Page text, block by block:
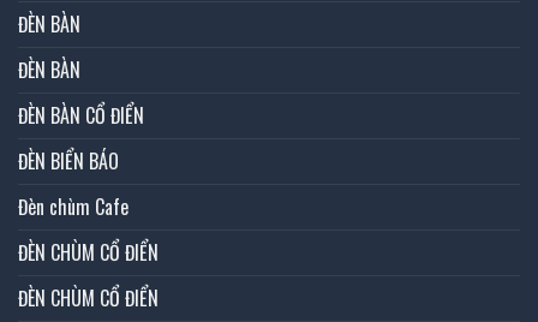
ĐÈN BÀN
ĐÈN BÀN
ĐÈN BÀN CỔ ĐIỂN
ĐÈN BIỂN BÁO
Đèn chùm Cafe
ĐÈN CHÙM CỔ ĐIỂN
ĐÈN CHÙM CỔ ĐIỂN